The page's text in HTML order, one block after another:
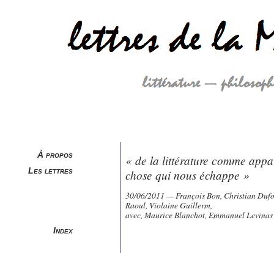
À propos
Les lettres
Index
« de la littérature comme
chose qui nous échappe »
30/06/2011 — François Bon, Christian
Raoul, Violaine Guillerm,
avec, Maurice Blanchot, Emmanuel Levinas